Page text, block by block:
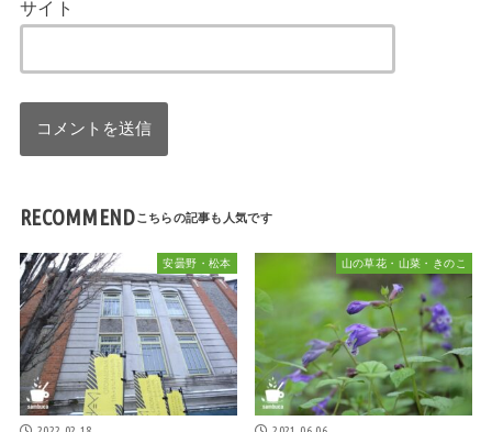
サイト
RECOMMEND
安曇野・松本 山の草花・山菜・きのこ